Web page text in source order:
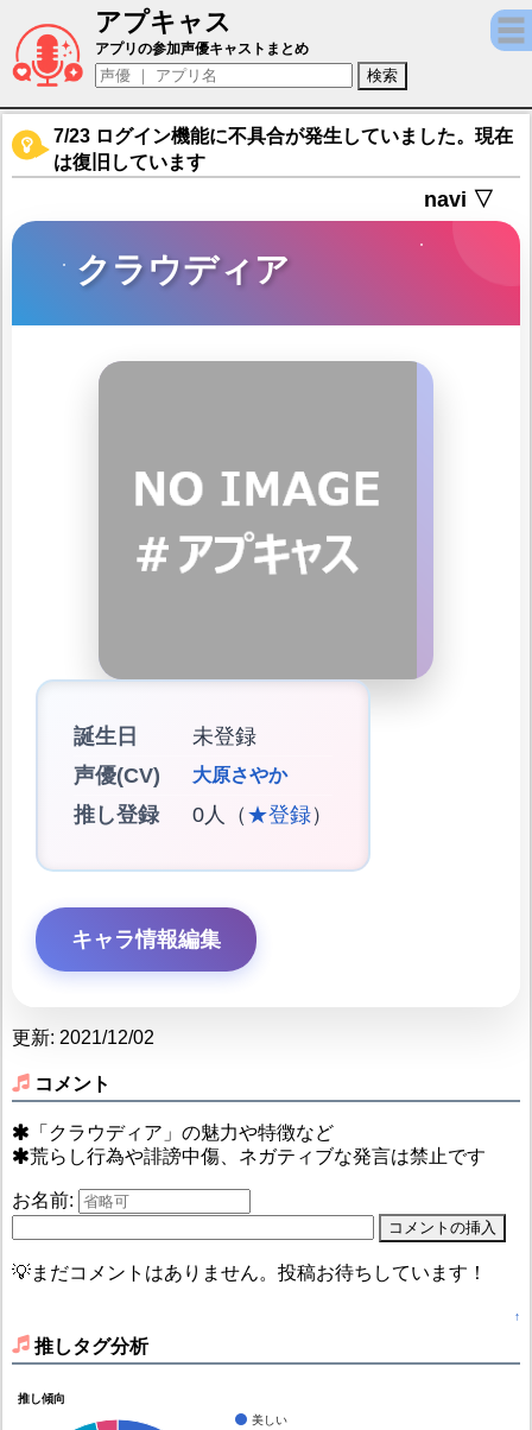
アプキャス
クラウディア（声優：大原さやか)【【新作
アプリの参加声優キャストまとめ
7/23 ログイン機能に不具合が発生していました。現在
は復旧しています
navi ▽
クラウディア
誕生日
未登録
声優(CV)
大原さやか
推し登録 0人（ ★登録）
キャラ情報編集
更新: 2021/12/02
コメント
「クラウディア」の魅力や特徴など
荒らし行為や誹謗中傷、ネガティブな発言は禁止です
お名前:
💡まだコメントはありません。投稿お待ちしています！
↑
推しタグ分析
推し傾向
美しい